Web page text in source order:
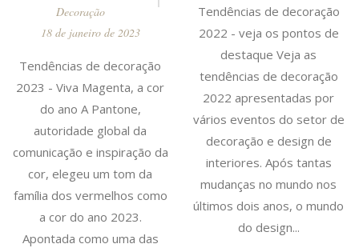
Decoração
18 de janeiro de 2023
Tendências de decoração
2023 - Viva Magenta, a cor
do ano A Pantone,
autoridade global da
comunicação e inspiração da
cor, elegeu um tom da
família dos vermelhos como
a cor do ano 2023.
Apontada como uma das
Tendências de decoração
2022 - veja os pontos de
destaque Veja as
tendências de decoração
2022 apresentadas por
vários eventos do setor de
decoração e design de
interiores. Após tantas
mudanças no mundo nos
últimos dois anos, o mundo
do design...